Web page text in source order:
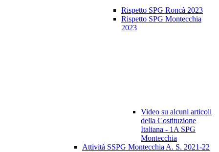
Rispetto SPG Roncà 2023
Rispetto SPG Montecchia
2023
Video su alcuni articoli
della Costituzione
Italiana - 1A SPG
Montecchia
Attività SSPG Montecchia A. S. 2021-22